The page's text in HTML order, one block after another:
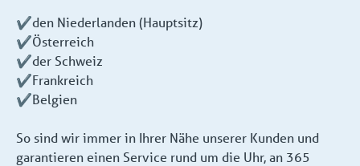
✔️den Niederlanden (Hauptsitz)
✔️Österreich
✔️der Schweiz
✔️Frankreich
✔️Belgien
So sind wir immer in Ihrer Nähe unserer Kunden und
garantieren einen Service rund um die Uhr, an 365